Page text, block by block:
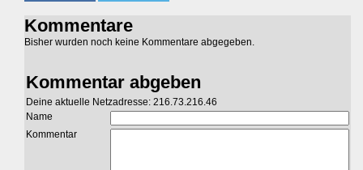
Kommentare
Bisher wurden noch keine Kommentare abgegeben.
Kommentar abgeben
Deine aktuelle Netzadresse: 216.73.216.46
Name
Kommentar